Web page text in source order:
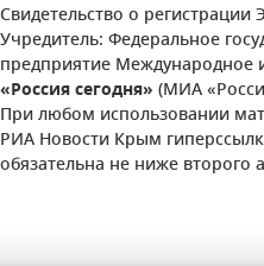
Свидетельство о
Учредитель: Федеральное
предприятие Международное
«Россия сегодня» (МИА
При любом использовании
РИА Новости Крым
обязательна не ниже второго